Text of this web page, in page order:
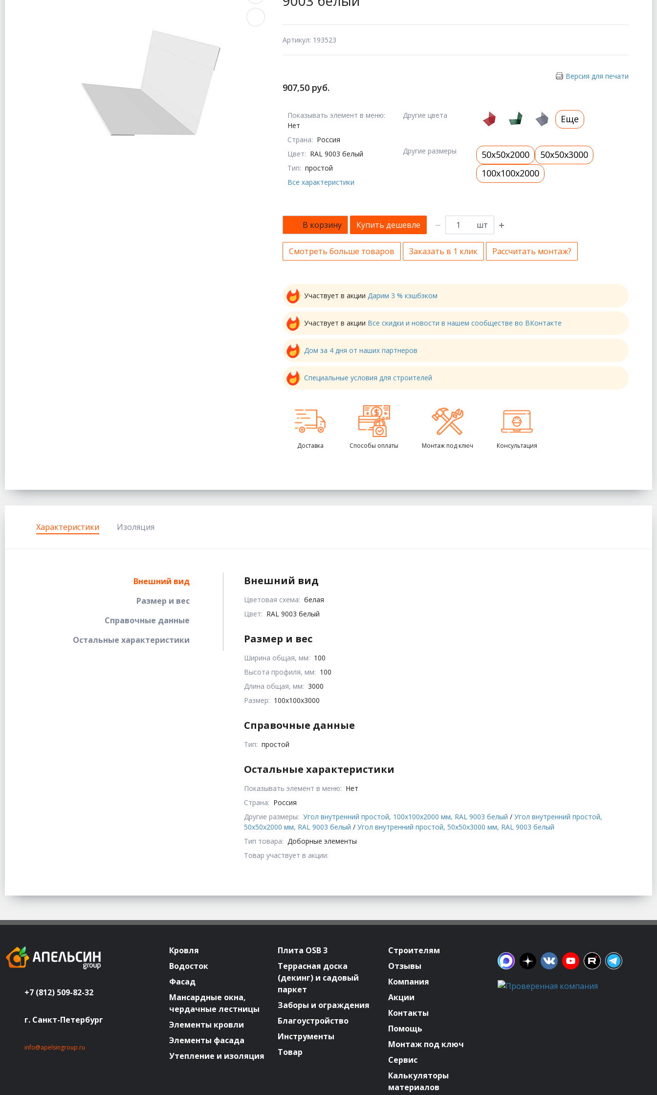
Артикул: 193523
Версия для печати
907,50 руб.
Показывать элемент в меню:
Нет
Страна: Россия
Цвет: RAL 9003 белый
Тип: простой
Все характеристики
Другие цвета Еще
Другие размеры 50x50x2000
50x50x3000
100x100x2000
В корзину Купить дешевле шт
Смотреть больше товаров Заказать в 1 клик Рассчитать монтаж?
Участвует в акции Дарим 3 % кэшбэком
Участвует в акции Все скидки и новости в нашем сообществе во ВКонтакте
Дом за 4 дня от наших партнеров
Специальные условия для строителей
Доставка Способы оплаты Монтаж под ключ Консультация
Характеристики Изоляция
Внешний вид
Размер и вес
Справочные данные
Остальные характеристики
Внешний вид
Цветовая схема: белая
Цвет: RAL 9003 белый
Размер и вес
Ширина общая, мм: 100
Высота профиля, мм: 100
Длина общая, мм: 3000
Размер: 100x100x3000
Справочные данные
Тип: простой
Остальные характеристики
Показывать элемент в меню: Нет
Страна: Россия
Другие размеры: Угол внутренний простой, 100x100x2000 мм, RAL 9003 белый /Угол внутренний простой,
50x50x2000 мм, RAL 9003 белый /Угол внутренний простой, 50x50x3000 мм, RAL 9003 белый
Тип товара: Доборные элементы
Товар участвует в акции:
+7 (812) 509-82-32
г. Санкт-Петербург
info@apelsingroup.ru
Кровля
Водосток
Фасад
Мансардные окна,
чердачные лестницы
Элементы кровли
Элементы фасада
Утепление и изоляция
Плита OSB 3
Террасная доска
(декинг) и садовый
паркет
Заборы и ограждения
Благоустройство
Инструменты
Товар
Строителям
Отзывы
Компания
Акции
Контакты
Помощь
Монтаж под ключ
Сервис
Калькуляторы
материалов